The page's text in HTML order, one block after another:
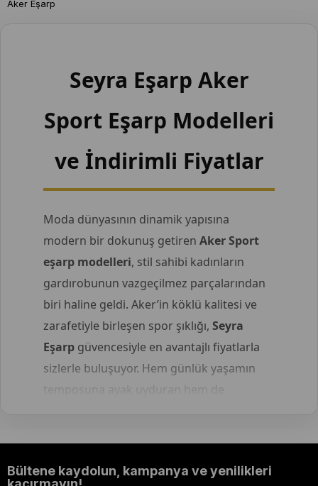
Aker Eşarp
Seyra Eşarp Aker
Sport Eşarp Modelleri
ve İndirimli Fiyatlar
Moda dünyasının dinamik yapısına
modern bir dokunuş getiren Aker Sport
eşarp modelleri, stil sahibi kadınların
gardırobunun vazgeçilmez parçalarından
biri haline geldi. Aker’in köklü kalitesi ve
zarafetiyle birleşen spor şıklığı, Seyra
Eşarp güvencesiyle en avantajlı fiyatlarla
sizlerle buluşuyor. Hem günlük yaşamın
temposuna ayak uyduran hem de
Bültene kaydolun, kampanya ve yenilikleri